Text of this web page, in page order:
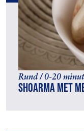
Rund / 0-20
Shoarma met